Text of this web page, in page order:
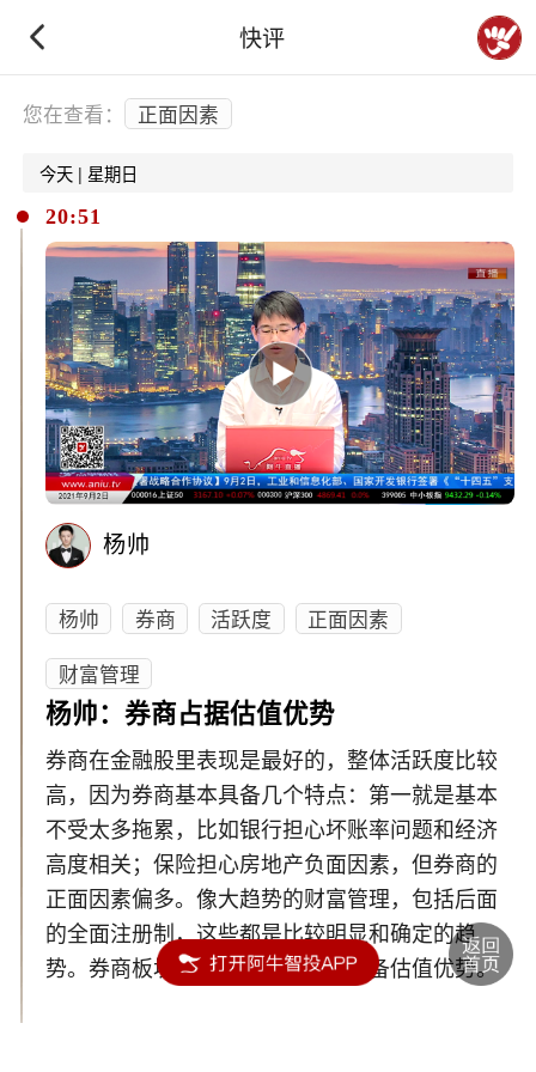
快评
下拉刷新
您在查看： 正面因素
今天 | 星期日
20:51
杨帅
杨帅 券商 活跃度
正面因素
财富管理
杨帅：券商占据估值优势
券商在金融股里表现是最好的，整体活跃度比较
高，因为券商基本具备几个特点：第一就是基本
不受太多拖累，比如银行担心坏账率问题和经济
高度相关；保险担心房地产负面因素，但券商的
正面因素偏多。像大趋势的财富管理，包括后面
的全面注册制，这些都是比较明显和确定的趋
势。券商板块之前的估值偏低，具备估值优势。